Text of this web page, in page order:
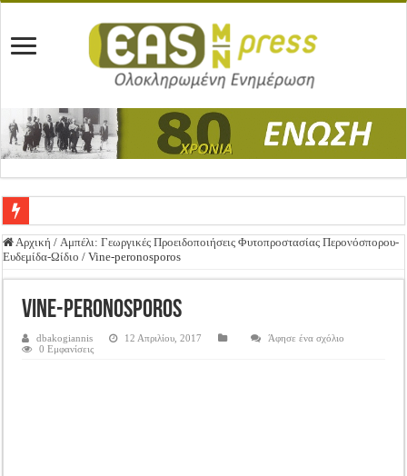
Ένωση Μεσολογγίου: Συγχαρητήρια Επιστολή προς Δήμο Μεσολογγίου
ΕΝΩΣΗ ΜΕΣΟΛΟΓΓΙΟΥ: ΕΚΛΟΓΙΚΗ ΓΕΝΙΚΗ ΣΥΝΕΛΕΥΣΗ
Ανακοίνωση: Επιστροφή ΦΠΑ
Αρχική / Αμπέλι: Γεωργικές Προειδοποιήσεις Φυτοπροστασίας Περονόσπορου-
Ευδεμίδα-Ωίδιο / Vine-peronosporos
Vine-peronosporos
dbakogiannis 12 Απριλίου, 2017
Άφησε ένα σχόλιο
0 Εμφανίσεις